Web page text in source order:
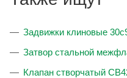
Задвижки клиновые
Затвор стальной
Клапан створчатый